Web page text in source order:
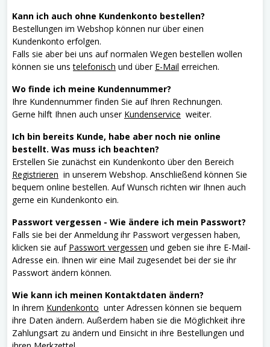
Kann ich auch ohne Kundenkonto bestellen?
Bestellungen im Webshop können nur über einen
Kundenkonto erfolgen.
Falls sie aber bei uns auf normalen Wegen bestellen wollen
können sie unstelefonisch und über E-Mail erreichen.
Wo finde ich meine Kundennummer?
Ihre Kundennummer finden Sie auf Ihren Rechnungen.
Gerne hilft Ihnen auch unser Kundenservice weiter.
Ich bin bereits Kunde, habe aber noch nie online
bestellt. Was muss ich beachten?
Erstellen Sie zunächst ein Kundenkonto über den Bereich
Registrieren in unserem Webshop. Anschließend können Sie
bequem online bestellen. Auf Wunsch richten wir Ihnen auch
gerne ein Kundenkonto ein.
Passwort vergessen - Wie ändere ich mein Passwort?
Falls sie bei der Anmeldung ihr Passwort vergessen haben,
klicken sie auf Passwort vergessen und geben sie ihre E-Mail-
Adresse ein. Ihnen wir eine Mail zugesendet bei der sie ihr
Passwort ändern können.
Wie kann ich meinen Kontaktdaten ändern?
In ihrem Kundenkonto unter Adressen können sie bequem
ihre Daten ändern. Außerdem haben sie die Möglichkeit ihre
Zahlungsart zu ändern und Einsicht in ihre Bestellungen und